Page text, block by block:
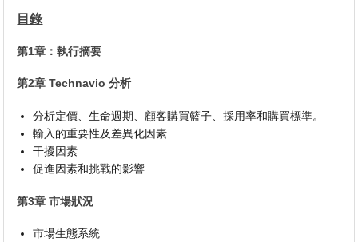
目錄
第1章：執行摘要
第2章 Technavio 分析
分析定價、生命週期、顧客購買籃子、採用率和購買標準。
輸入的重要性及差異化因素
干擾因素
促進因素和挑戰的影響
第3章 市場狀況
市場生態系統